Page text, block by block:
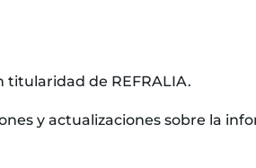
titularidad de REFRALIA.
y actualizaciones sobre la